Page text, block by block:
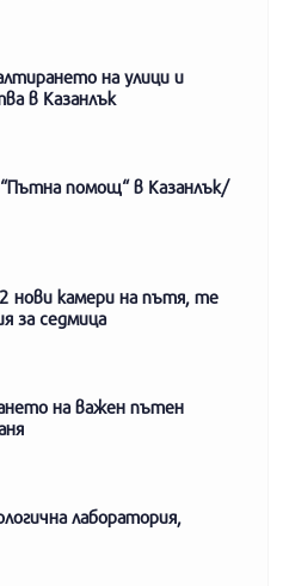
на улици и
в Казанлък
помощ“ в Казанлък/
нови камери на пътя, те
за седмица
на важен пътен
лаборатория,